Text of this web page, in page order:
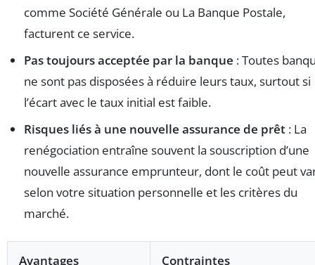
comme Société Générale ou La Banque Postale,
facturent ce service.
Pas toujours acceptée par la banque : Toutes
ne sont pas disposées à réduire leurs taux, surtout si
l’écart avec le taux initial est faible.
Risques liés à une nouvelle assurance de prêt : La
renégociation entraîne souvent la souscription d’une
nouvelle assurance emprunteur, dont le coût peut
selon votre situation personnelle et les critères du
marché.
Avantages Contraintes